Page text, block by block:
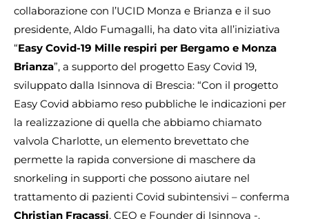
collaborazione con l’UCID Monza e Brianza e il suo
presidente, Aldo Fumagalli, ha dato vita all’iniziativa
“Easy Covid-19 Mille respiri per Bergamo e Monza
Brianza”, a supporto del progetto Easy Covid 19,
sviluppato dalla Isinnova di Brescia: “Con il progetto
Easy Covid abbiamo reso pubbliche le indicazioni per
la realizzazione di quella che abbiamo chiamato
valvola Charlotte, un elemento brevettato che
permette la rapida conversione di maschere da
snorkeling in supporti che possono aiutare nel
trattamento di pazienti Covid subintensivi – conferma
Christian Fracassi, CEO e Founder di Isinnova -.